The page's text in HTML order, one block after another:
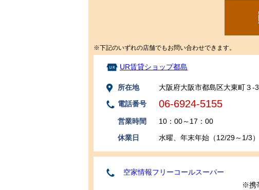
※下記のいずれの店舗でもお問い合わせできます。
UR賃貸ショップ都島
所在地
大阪府大阪市都島区大東町３
電話番号
06-6924-5155
営業時間
10：00～17：00
休業日
水曜、年末年始（12/29～1/3
空家情報フリーコールスーパー
※携